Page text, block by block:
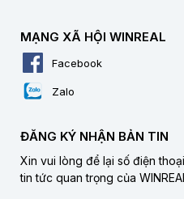
MẠNG XÃ HỘI WINREAL
Facebook
Zalo
ĐĂNG KÝ NHẬN BẢN TIN
Xin vui lòng để lại số điện
tin tức quan trọng của